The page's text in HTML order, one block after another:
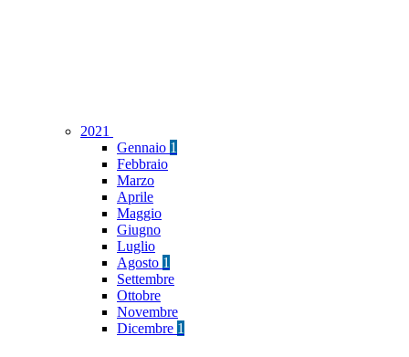
2021
Gennaio 1
Febbraio
Marzo
Aprile
Maggio
Giugno
Luglio
Agosto 1
Settembre
Ottobre
Novembre
Dicembre 1